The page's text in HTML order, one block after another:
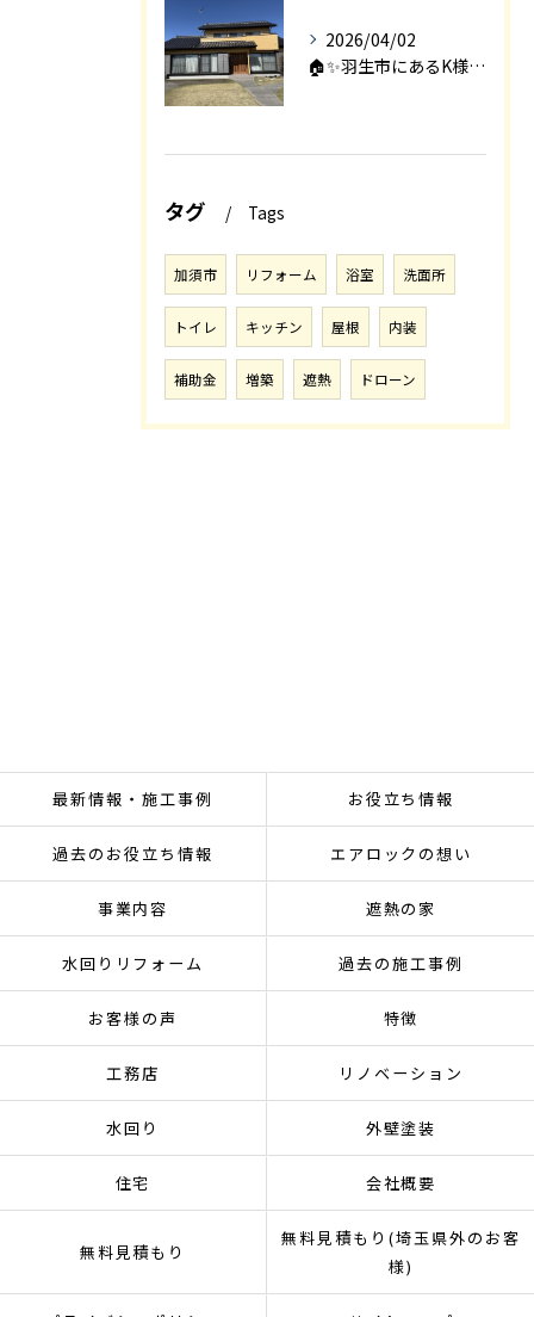
2026/04/02
🏠✨羽生市にあるK様邸は、2008年に㈱エアロックで新築され...
タグ Tags
加須市 リフォーム 浴室 洗面所
トイレ キッチン 屋根 内装
補助金 増築 遮熱 ドローン
最新情報・施工事例 お役立ち情報
過去のお役立ち情報 エアロックの想い
事業内容 遮熱の家
水回りリフォーム 過去の施工事例
お客様の声 特徴
工務店 リノベーション
水回り 外壁塗装
住宅 会社概要
無料見積もり
無料見積もり(埼玉県外のお客
様)